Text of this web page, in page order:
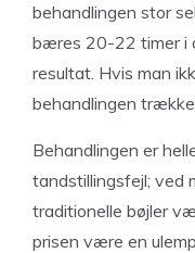
behandlingen stor
bæres 20-22 timer i
resultat. Hvis man
behandlingen
Behandlingen er
tandstillingsfejl; ved
traditionelle bøjler
prisen være en